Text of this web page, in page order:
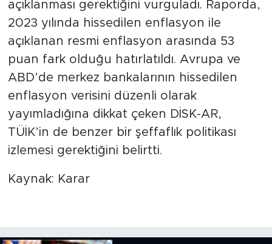
açıklanması gerektiğini vurguladı. Raporda,
2023 yılında hissedilen enflasyon ile
açıklanan resmi enflasyon arasında 53
puan fark olduğu hatırlatıldı. Avrupa ve
ABD’de merkez bankalarının hissedilen
enflasyon verisini düzenli olarak
yayımladığına dikkat çeken DİSK-AR,
TÜİK’in de benzer bir şeffaflık politikası
izlemesi gerektiğini belirtti.
Kaynak: Karar